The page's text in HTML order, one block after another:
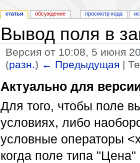
Вывод поля в
Версия от 10:08, 5 июня
(разн.) ← Предыдущая |
Актуально для
Для того, чтобы поле
условиях, либо
условные операторы
когда поле типа
статья обсуждение просмотр кода